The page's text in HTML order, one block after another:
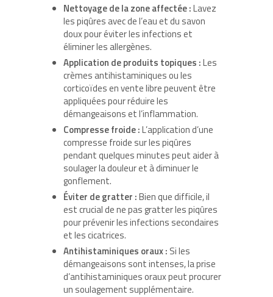
Nettoyage de la zone affectée :Lavez
les piqûres avec de l’eau et du savon
doux pour éviter les infections et
éliminer les allergènes.
Application de produits topiques :Les
crèmes antihistaminiques ou les
corticoïdes en vente libre peuvent être
appliquées pour réduire les
démangeaisons et l’inflammation.
Compresse froide :L’application d’une
compresse froide sur les piqûres
pendant quelques minutes peut aider à
soulager la douleur et à diminuer le
gonflement.
Éviter de gratter :Bien que difficile, il
est crucial de ne pas gratter les piqûres
pour prévenir les infections secondaires
et les cicatrices.
Antihistaminiques oraux : Si les
démangeaisons sont intenses, la prise
d’antihistaminiques oraux peut procurer
un soulagement supplémentaire.